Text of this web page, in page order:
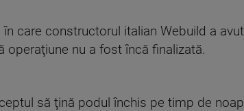
care constructorul italian Webuild a
operaţiune nu a fost încă finalizată.
să ţină podul închis pe timp de